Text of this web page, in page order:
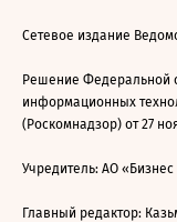
Сетевое издание
Решение Федеральной
информационных
(Роскомнадзор) от 27
Учредитель: АО
Главный редактор: